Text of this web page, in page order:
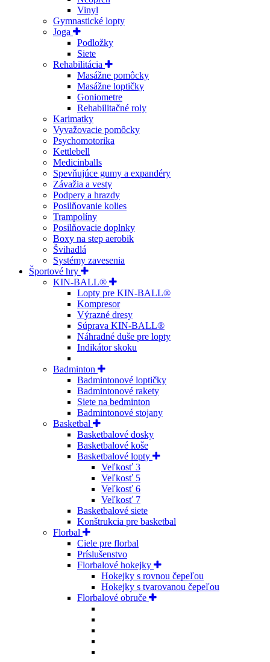
Vinyl
Gymnastické lopty
Joga
Podložky
Siete
Rehabilitácia
Masážne pomôcky
Masážne loptičky
Goniometre
Rehabilitačné roly
Karimatky
Vyvažovacie pomôcky
Psychomotorika
Kettlebell
Medicinballs
Spevňujúce gumy a expandéry
Závažia a vesty
Podpery a hrazdy
Posilňovanie kolies
Trampolíny
Posilňovacie doplnky
Boxy na step aerobik
Švihadlá
Systémy zavesenia
Športové hry
KIN-BALL®
Lopty pre KIN-BALL®
Kompresor
Výrazné dresy
Súprava KIN-BALL®
Náhradné duše pre lopty
Indikátor skoku
Badminton
Badmintonové loptičky
Badmintonové rakety
Siete na bedminton
Badmintonové stojany
Basketbal
Basketbalové dosky
Basketbalové koše
Basketbalové lopty
Veľkosť 3
Veľkosť 5
Veľkosť 6
Veľkosť 7
Basketbalové siete
Konštrukcia pre basketbal
Florbal
Ciele pre florbal
Príslušenstvo
Florbalové hokejky
Hokejky s rovnou čepeľou
Hokejky s tvarovanou čepeľou
Florbalové obruče